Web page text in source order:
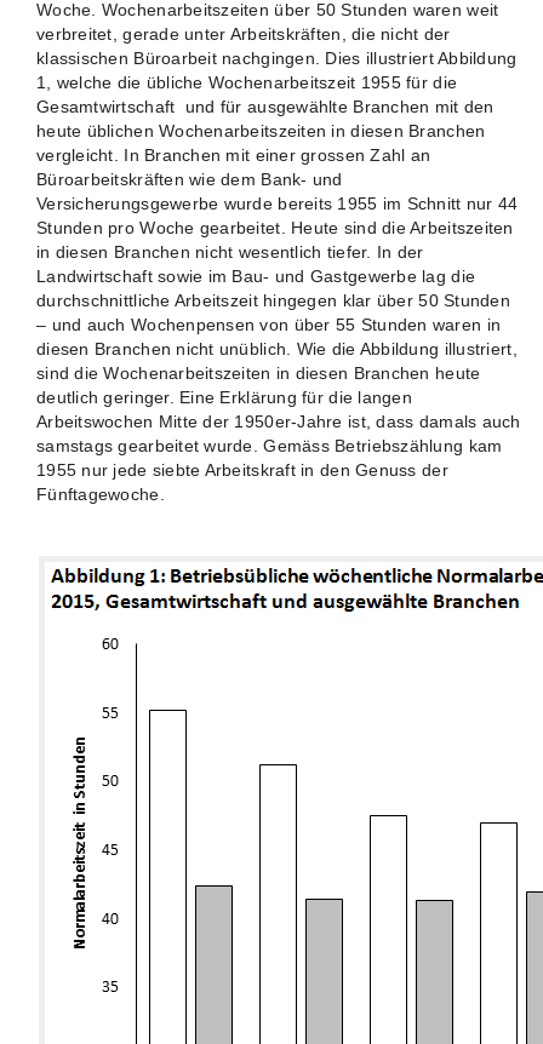
Woche. Wochenarbeitszeiten über 50 Stunden waren weit
verbreitet, gerade unter Arbeitskräften, die nicht der
klassischen Büroarbeit nachgingen. Dies illustriert Abbildung
1, welche die übliche Wochenarbeitszeit 1955 für die
Gesamtwirtschaft und für ausgewählte Branchen mit den
heute üblichen Wochenarbeitszeiten in diesen Branchen
vergleicht. In Branchen mit einer grossen Zahl an
Büroarbeitskräften wie dem Bank- und
Versicherungsgewerbe wurde bereits 1955 im Schnitt nur 44
Stunden pro Woche gearbeitet. Heute sind die Arbeitszeiten
in diesen Branchen nicht wesentlich tiefer. In der
Landwirtschaft sowie im Bau- und Gastgewerbe lag die
durchschnittliche Arbeitszeit hingegen klar über 50 Stunden
– und auch Wochenpensen von über 55 Stunden waren in
diesen Branchen nicht unüblich. Wie die Abbildung illustriert,
sind die Wochenarbeitszeiten in diesen Branchen heute
deutlich geringer. Eine Erklärung für die langen
Arbeitswochen Mitte der 1950er-Jahre ist, dass damals auch
samstags gearbeitet wurde. Gemäss Betriebszählung kam
1955 nur jede siebte Arbeitskraft in den Genuss der
Fünftagewoche.